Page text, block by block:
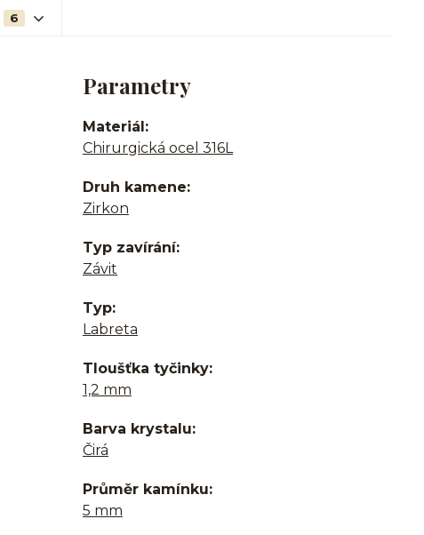
6
Parametry
Materiál
Chirurgická ocel 316L
Druh kamene
Zirkon
Typ zavírání
Závit
Typ
Labreta
Tloušťka tyčinky
1,2 mm
Barva krystalu
Čirá
Průměr kamínku
5 mm